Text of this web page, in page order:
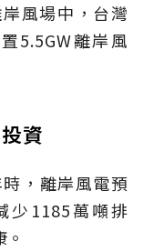
風場中，台灣
5.5GW離岸風
資
，離岸風電預
少1185萬噸排